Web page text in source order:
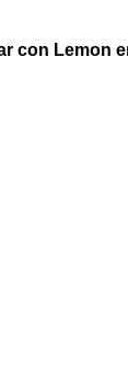
con Lemon